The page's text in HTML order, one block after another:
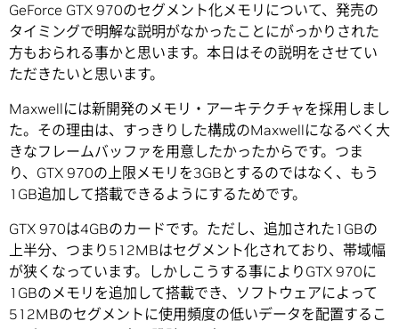
GeForce GTX 970のセグメント化メモリについて、発売の
タイミングで明解な説明がなかったことにがっかりされた
方もおられる事かと思います。本日はその説明をさせてい
ただきたいと思います。
Maxwellには新開発のメモリ・アーキテクチャを採用しまし
た。その理由は、すっきりした構成のMaxwellになるべく大
きなフレームバッファを用意したかったからです。つま
り、GTX 970の上限メモリを3GBとするのではなく、もう
1GB追加して搭載できるようにするためです。
GTX 970は4GBのカードです。ただし、追加された1GBの
上半分、つまり512MBはセグメント化されており、帯域幅
が狭くなっています。しかしこうする事によりGTX 970に
1GBのメモリを追加して搭載でき、ソフトウェアによって
512MBのセグメントに使用頻度の低いデータを配置するこ